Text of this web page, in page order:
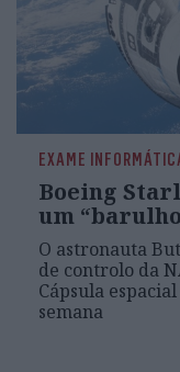
EXAME
Boeing
um
O astronauta
de controlo da
Cápsula
semana